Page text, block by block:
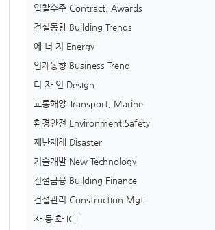
입찰수주 Contract, Awards
건설동향 Building Trends
에 너 지 Energy
업계동향 Business Trend
디 자 인 Design
교통해양 Transport, Marine
환경안전 Environment,Safety
재난재해 Disaster
기술개발 New Technology
건설금융 Building Finance
건설관리 Construction Mgt.
자 동 화 ICT